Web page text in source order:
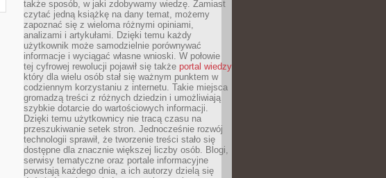
także sposób, w jaki zdobywamy wiedzę. Zamiast
czytać jedną książkę na dany temat, możemy
zapoznać się z wieloma różnymi opiniami,
analizami i artykułami. Dzięki temu każdy
użytkownik może samodzielnie porównywać
informacje i wyciągać własne wnioski. W połowie
tej cyfrowej rewolucji pojawił się także portal wiedzy
który dla wielu osób stał się ważnym punktem w
codziennym korzystaniu z internetu. Takie miejsca
gromadzą treści z różnych dziedzin i umożliwiają
szybkie dotarcie do wartościowych informacji.
Dzięki temu użytkownicy nie tracą czasu na
przeszukiwanie setek stron. Jednocześnie rozwój
technologii sprawił, że tworzenie treści stało się
dostępne dla znacznie większej liczby osób. Blogi,
serwisy tematyczne oraz portale informacyjne
powstają każdego dnia, a ich autorzy dzielą się